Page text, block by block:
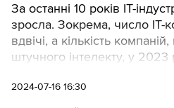
За останні 10 років IT-
зросла. Зокрема, число IT-
вдвічі, а кількість
штучного інтелекту, у 2023
2024-07-16 16:30